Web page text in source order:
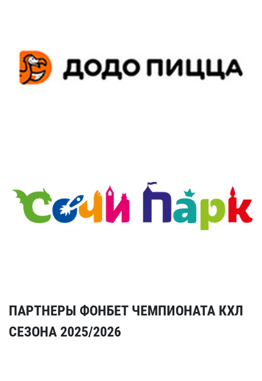
ПАРТНЕРЫ ФОНБЕТ ЧЕМПИОНАТА КХЛ
СЕЗОНА 2025/2026